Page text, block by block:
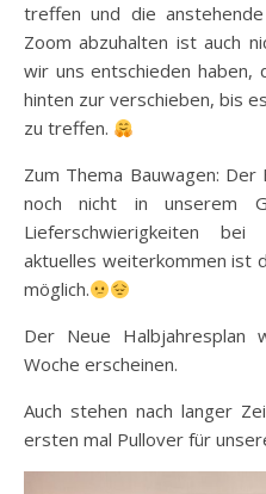
treffen und die
Zoom abzuhalten ist auch
wir uns entschieden haben,
hinten zur verschieben, bis
zu treffen.
Zum Thema Bauwagen:
noch nicht in unserem
Lieferschwierigkeiten
aktuelles weiterkommen ist
möglich.
Der Neue Halbjahresplan
Woche erscheinen.
Auch stehen nach langer
ersten mal Pullover für